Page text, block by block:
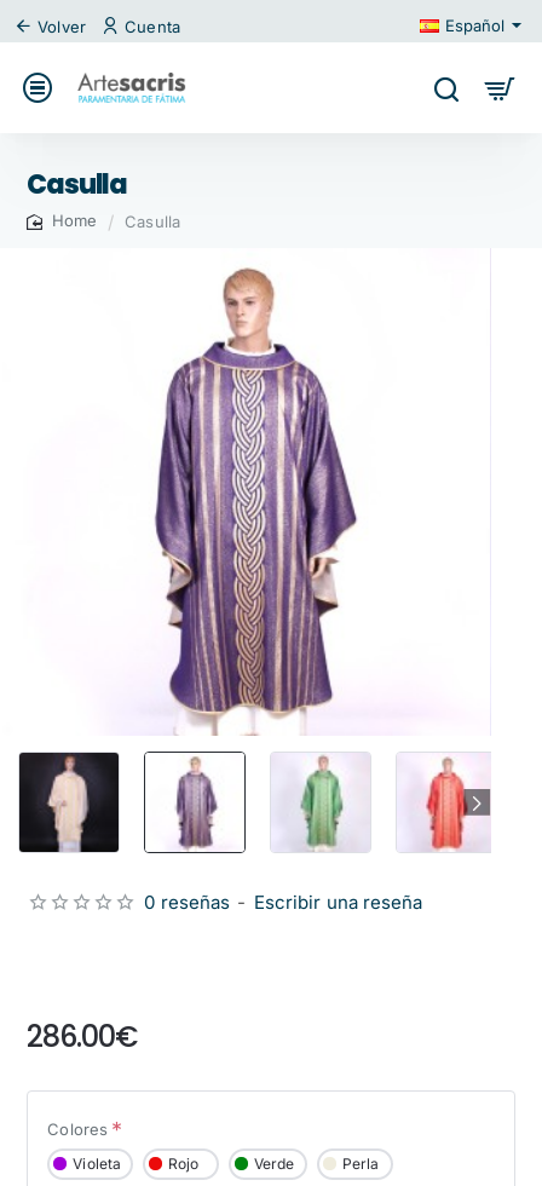
Volver Cuenta Español
Casulla
Casulla
0 reseñas - Escribir una reseña
286.00€
Colores
Violeta Rojo Verde Perla